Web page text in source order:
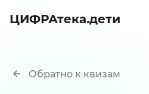
ЦИФРАтека.дети
Обратно к квизам